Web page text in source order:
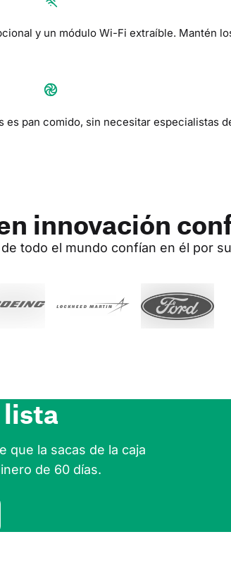
y un módulo Wi-Fi extraíble. Mantén
pan comido, sin necesitar especialistas
innovación
todo el mundo confían en él por
lista
que la sacas de la caja
de 60 días.